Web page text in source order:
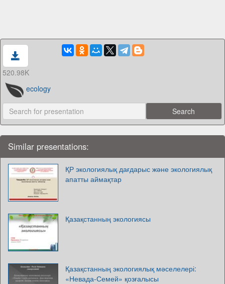
520.98K
ecology
Similar presentations:
ҚР экологиялық дағдарыс және экологиялық
апатты аймақтар
Қазақстанның экологиясы
Қазақстанның экологиялық мәселелері:
«Невада-Семей» қозғалысы